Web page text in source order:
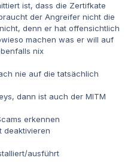
ist, dass die Zertifkate
der Angreifer nicht die
denn er hat offensichtlich
machen was er will auf
nix
nie auf die tatsächlich
dann ist auch der MITM
erkennen
deaktivieren
ausführt